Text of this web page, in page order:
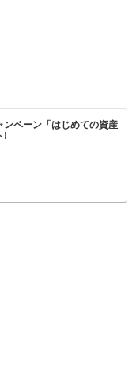
ンペーン「はじめての資産
!